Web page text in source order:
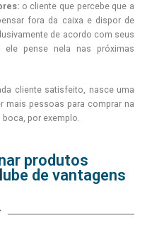
o cliente que percebe que a
fora da caixa e dispor de
de acordo com seus
pense nela nas próximas
cliente satisfeito, nasce uma
mais pessoas para comprar na
por exemplo.
produtos
de vantagens